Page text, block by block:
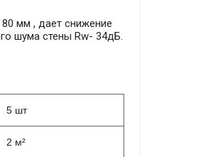
мм , дает снижение
шума стены Rw- 34дБ.
5 шт
2 м²